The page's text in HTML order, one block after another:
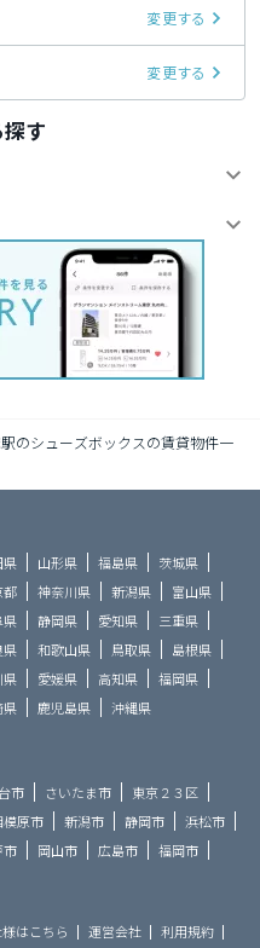
変更する
変更する
す
のシューズボックスの賃貸物件一
県 山形県 福島県
茨城県
都 神奈川県 新潟県
富山県
県 静岡県 愛知県
三重県
県 和歌山県 鳥取県
島根県
県 愛媛県 高知県
福岡県
県 鹿児島県 沖縄県
市 さいたま市
東京２３区
模原市 新潟市 静岡市
浜松市
市 岡山市 広島市
福岡市
はこちら 運営会社
利用規約